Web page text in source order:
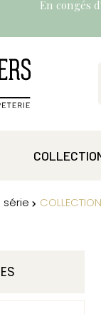
En congés
série